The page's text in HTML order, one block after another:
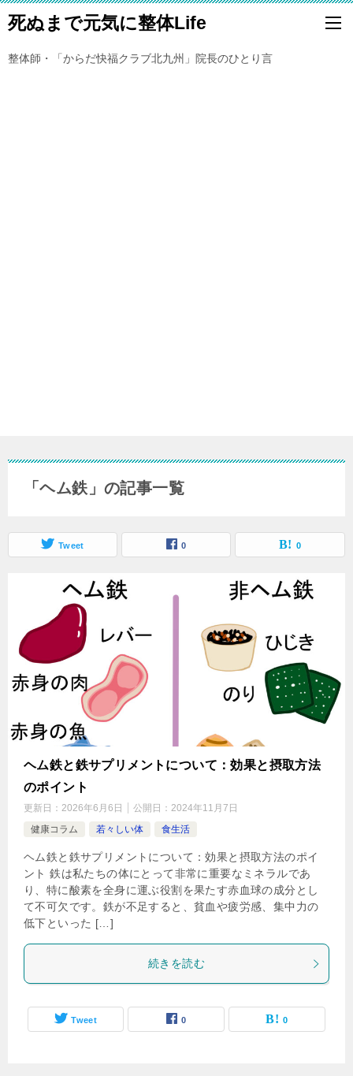
死ぬまで元気に整体Life
整体師・「からだ快福クラブ北九州」院長のひとり言
「ヘム鉄」の記事一覧
Tweet 0 0
ヘム鉄と鉄サプリメントについて：効果と摂取方法
のポイント
更新日： 2026年6月6日 公開日： 2024年11月7日
健康コラム
若々しい体 食生活
ヘム鉄と鉄サプリメントについて：効果と摂取方法のポイ
ント 鉄は私たちの体にとって非常に重要なミネラルであ
り、特に酸素を全身に運ぶ役割を果たす赤血球の成分とし
て不可欠です。鉄が不足すると、貧血や疲労感、集中力の
低下といった […]
続きを読む
Tweet 0 0